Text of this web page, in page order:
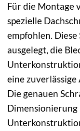
Für die Montage
spezielle
empfohlen.
ausgelegt, die
eine
Die genauen